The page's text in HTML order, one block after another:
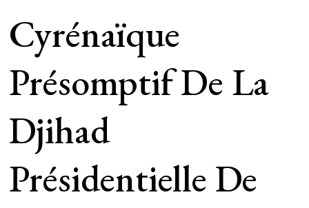
Cyrénaïque
Présomptif De La
Djihad
Présidentielle De